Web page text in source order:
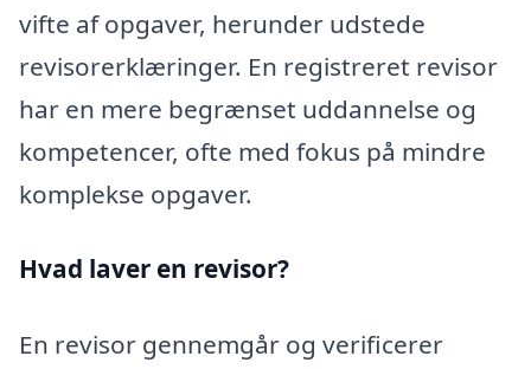
vifte af opgaver, herunder udstede
revisorerklæringer. En registreret revisor
har en mere begrænset uddannelse og
kompetencer, ofte med fokus på mindre
komplekse opgaver.
Hvad laver en revisor?
En revisor gennemgår og verificerer